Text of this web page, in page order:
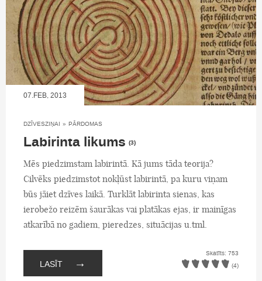
07.FEB, 2013
DZĪVESZIŅAI » PĀRDOMAS
Labirinta likums (3)
Mēs piedzimstam labirintā. Kā jums tāda teorija?
Cilvēks piedzimstot nokļūst labirintā, pa kuru viņam
būs jāiet dzīves laikā. Turklāt labirinta sienas, kas
ierobežo reizēm šaurākas vai platākas ejas, ir mainīgas
atkarībā no gadiem, pieredzes, situācijas u.tml.
LASĪT →
Skatīts: 753
(4)